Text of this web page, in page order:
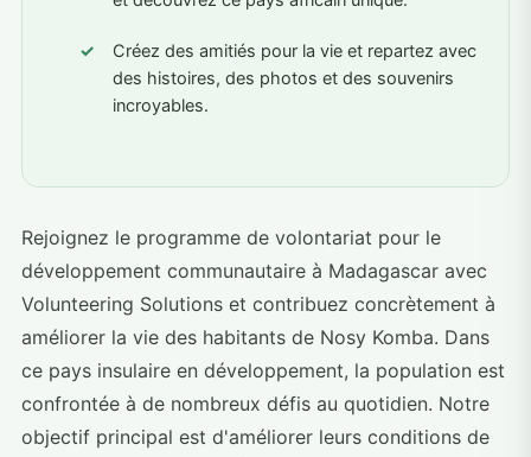
Créez des amitiés pour la vie et repartez avec
des histoires, des photos et des souvenirs
incroyables.
Rejoignez le programme de volontariat pour le
développement communautaire à Madagascar avec
Volunteering Solutions et contribuez concrètement à
améliorer la vie des habitants de Nosy Komba. Dans
ce pays insulaire en développement, la population est
confrontée à de nombreux défis au quotidien. Notre
objectif principal est d'améliorer leurs conditions de